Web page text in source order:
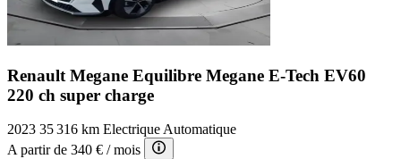
Renault Megane Equilibre Megane E-Tech EV60
220 ch super charge
2023 35 316 km ElectriqueAutomatique
A partir de 340 € / mois